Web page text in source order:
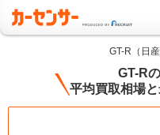
GT-R（日
GT-R
平均買取相場